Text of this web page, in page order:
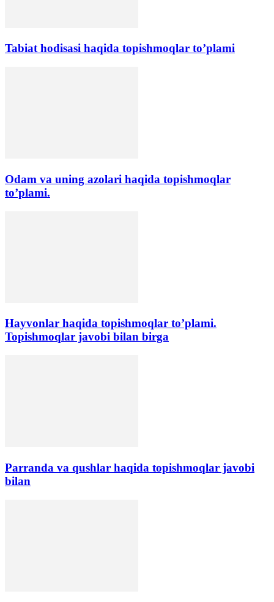
Tabiat hodisasi haqida topishmoqlar to’plami
Odam va uning azolari haqida topishmoqlar
to’plami.
Hayvonlar haqida topishmoqlar to’plami.
Topishmoqlar javobi bilan birga
Parranda va qushlar haqida topishmoqlar javobi
bilan